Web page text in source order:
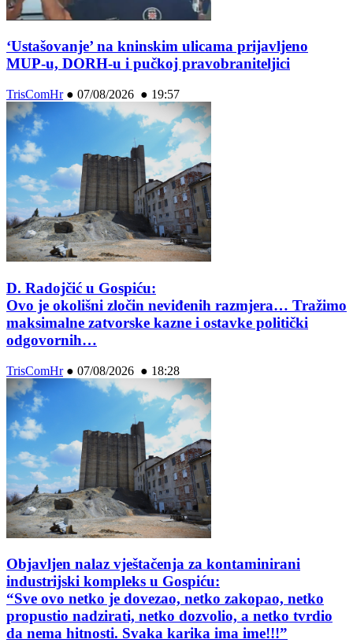
‘Ustašovanje’ na kninskim ulicama prijavljeno
MUP-u, DORH-u i pučkoj pravobraniteljici
TrisComHr● 07/08/2026 ● 19:57
D. Radojčić u Gospiću:
Ovo je okolišni zločin neviđenih razmjera… Tražimo
maksimalne zatvorske kazne i ostavke politički
odgovornih…
TrisComHr● 07/08/2026 ● 18:28
Objavljen nalaz vještačenja za kontaminirani
industrijski kompleks u Gospiću:
“Sve ovo netko je dovezao, netko zakopao, netko
propustio nadzirati, netko dozvolio, a netko tvrdio
da nema hitnosti. Svaka karika ima ime!!!”